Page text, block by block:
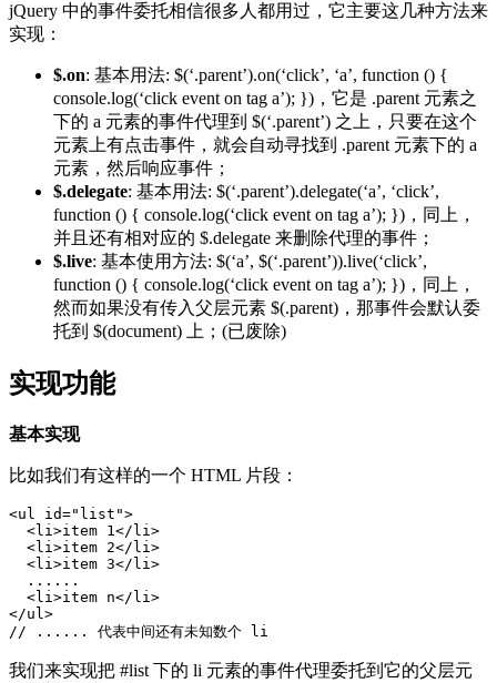
jQuery 中的事件委托相信很多人都用过，它主要这几种方法来
实现：
$.on: 基本用法: $(‘.parent’).on(‘click’, ‘a’, function () {
console.log(‘click event on tag a’); })，它是 .parent 元素之
下的 a 元素的事件代理到 $(‘.parent’) 之上，只要在这个
元素上有点击事件，就会自动寻找到 .parent 元素下的 a
元素，然后响应事件；
$.delegate: 基本用法: $(‘.parent’).delegate(‘a’, ‘click’,
function () { console.log(‘click event on tag a’); })，同上，
并且还有相对应的 $.delegate 来删除代理的事件；
$.live: 基本使用方法: $(‘a’, $(‘.parent’)).live(‘click’,
function () { console.log(‘click event on tag a’); })，同上，
然而如果没有传入父层元素 $(.parent)，那事件会默认委
托到 $(document) 上；(已废除)
实现功能
基本实现
比如我们有这样的一个 HTML 片段：
<ul id="list">
<li>item 1</ li>
<li>item 2</ li>
<li>item 3</ li>
  ......
<li>item n</ li>
</ul>
我们来实现把 #list 下的 li 元素的事件代理委托到它的父层元